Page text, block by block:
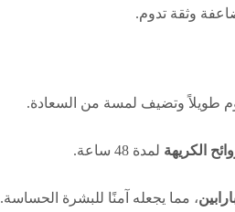
وثقة تدوم.
طويلاً وتضيف لمسة من السعادة.
الكريهة لمدة 48 ساعة.
، مما يجعله آمنًا للبشرة الحساسة.